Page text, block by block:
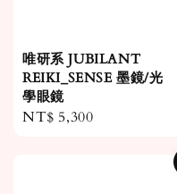
唯研系 JUBILANT
REIKI_SENSE 墨鏡/光
學眼鏡
Regular
NT$ 5,300